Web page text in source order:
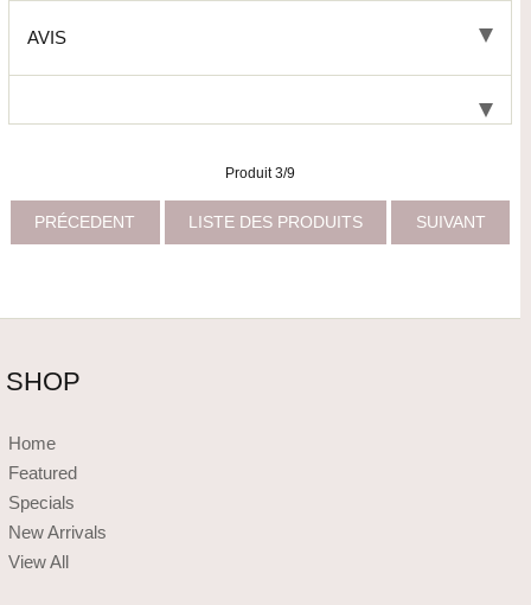
AVIS
Produit 3/9
PRÉCEDENT LISTE DES PRODUITS SUIVANT
SHOP
Home
Featured
Specials
New Arrivals
View All